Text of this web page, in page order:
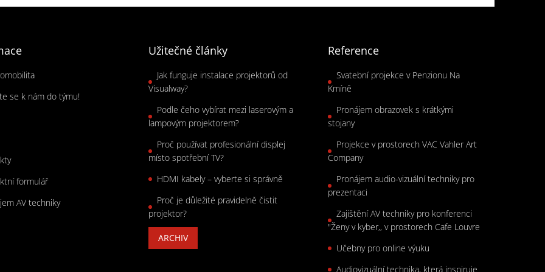
se k nám do týmu!
formulář
AV techniky
Užitečné články
Jak funguje instalace projektorů od
Visualway?
Podle čeho vybírat mezi laserovým a
lampovým projektorem?
Proč používat profesionální displej
místo spotřební TV?
HDMI kabely – vyberte si správně
Proč je důležité pravidelně čistit
projektor?
ARCHIV
Reference
Svatební projekce v Penzionu Na
Kmíně
Pronájem obrazovek s krátkými
stojany
Projekce v prostorech VAC Vahler Art
Company
Pronájem audio-vizuální techniky pro
prezentaci
Zajištění AV techniky pro konferenci
"Ženy v kyber,, v prostorech Cafe Louvre
Učebny pro online výuku
Audiovizuální technika, která inspiruje